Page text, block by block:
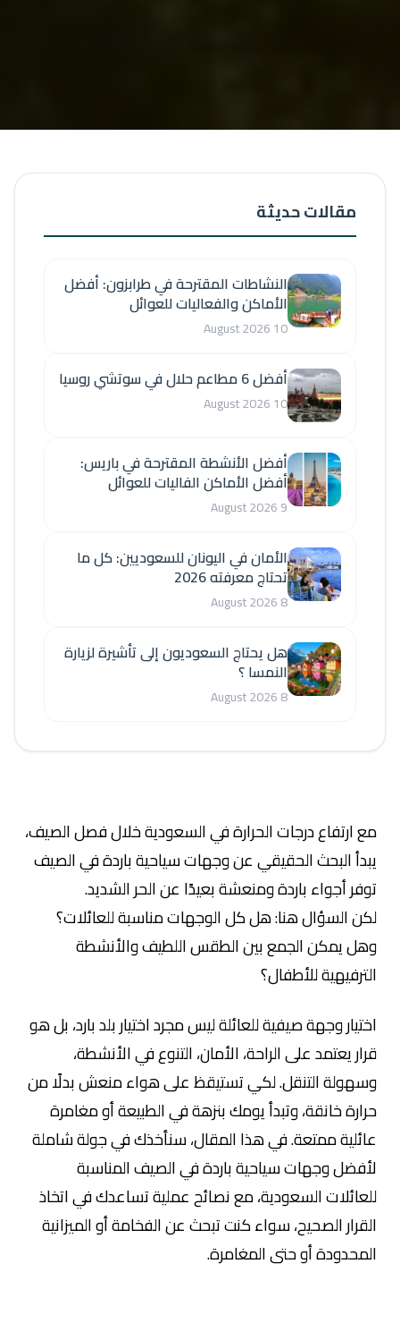
مع ارتفاع درجات الحرارة في السعودية خلال فصل الصيف،
يبدأ البحث الحقيقي عن وجهات سياحية باردة في الصيف
توفر أجواء باردة ومنعشة بعيدًا عن الحر الشديد.
لكن السؤال هنا: هل كل الوجهات مناسبة للعائلات؟
وهل يمكن الجمع بين الطقس اللطيف والأنشطة
الترفيهية للأطفال؟
اختيار وجهة صيفية للعائلة ليس مجرد اختيار بلد بارد، بل هو
قرار يعتمد على الراحة، الأمان، التنوع في الأنشطة،
وسهولة التنقل. لكي تستيقظ على هواء منعش بدلًا من
حرارة خانقة، وتبدأ يومك بنزهة في الطبيعة أو مغامرة
عائلية ممتعة. في هذا المقال، سنأخذك في جولة شاملة
لأفضل وجهات سياحية باردة في الصيف المناسبة
للعائلات السعودية، مع نصائح عملية تساعدك في اتخاذ
القرار الصحيح، سواء كنت تبحث عن الفخامة أو الميزانية
المحدودة أو حتى المغامرة.
مقالات حديثة
النشاطات المقترحة في طرابزون: أفضل
الأماكن والفعاليات للعوائل
10 August 2026
أفضل 6 مطاعم حلال في سوتشي روسيا
10 August 2026
أفضل الأنشطة المقترحة في باريس:
أفضل الأماكن الفاليات للعوائل
9 August 2026
الأمان في اليونان للسعوديين: كل ما
تحتاج معرفته 2026
8 August 2026
هل يحتاج السعوديون إلى تأشيرة لزيارة
النمسا ؟
8 August 2026